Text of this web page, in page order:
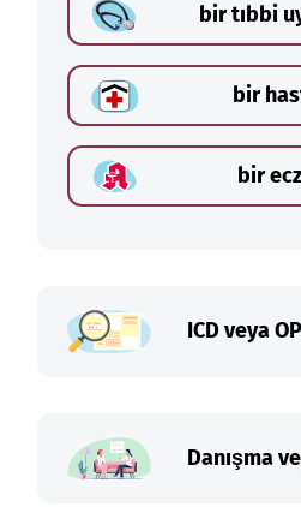
bir tıbbi
bir
bir
ICD veya
Danışma